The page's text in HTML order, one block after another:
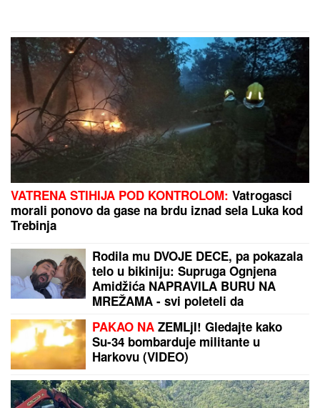
VATRENA STIHIJA POD KONTROLOM: Vatrogasci
morali ponovo da gase na brdu iznad sela Luka kod
Trebinja
Rodila mu DVOJE DECE, pa pokazala
telo u bikiniju: Supruga Ognjena
Amidžića NAPRAVILA BURU NA
MREŽAMA - svi poleteli da
PAKAO NA ZEMLjI! Gledajte kako
Su-34 bombarduje militante u
Harkovu (VIDEO)